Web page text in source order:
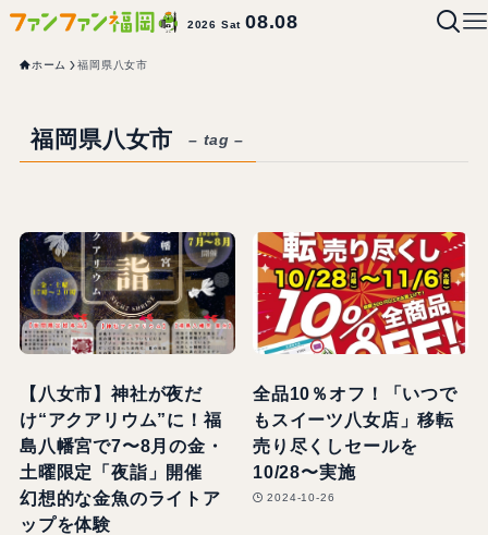
2026 Sat08.08
ホーム 福岡県八女市
福岡県八女市 – tag –
【八女市】神社が夜だ
け“アクアリウム”に！福
島八幡宮で7〜8月の金・
土曜限定「夜詣」開催
幻想的な金魚のライトア
ップを体験
全品10％オフ！「いつで
もスイーツ八女店」移転
売り尽くしセールを
10/28〜実施
2024-10-26